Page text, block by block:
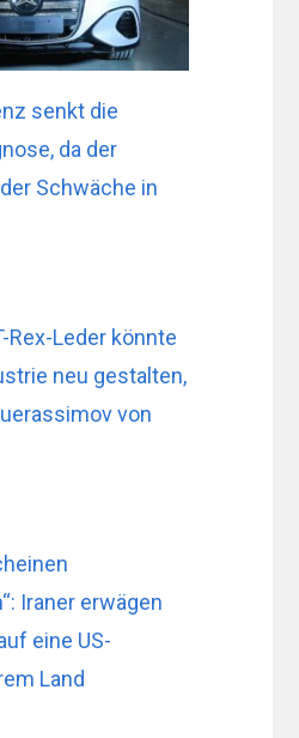
senkt die
da der
Schwäche in
Rex-Leder könnte
neu gestalten,
von
Iraner erwägen
eine US-
Land